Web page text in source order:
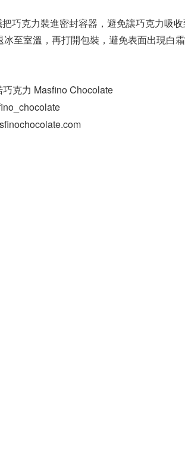
巧克力裝進密封容器，避免讓巧克力吸收
至室溫，再打開包裝，避免表面出現白
巧克力 Masfino Chocolate